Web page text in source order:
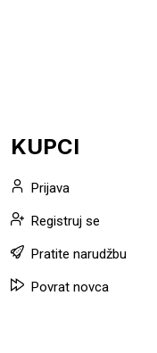
KUPCI
Prijava
Registruj se
Pratite narudžbu
Povrat novca